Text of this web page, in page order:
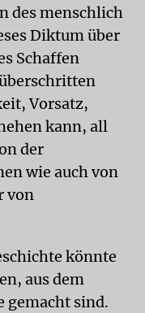
des menschlich
Diktum über
Schaffen
Vorsatz,
kann, all
der
wie auch von
von
könnte
aus dem
gemacht sind.